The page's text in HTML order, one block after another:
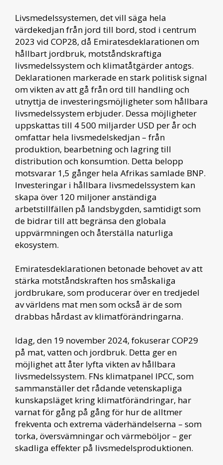
Livsmedelssystemen, det vill säga hela
värdekedjan från jord till bord, stod i centrum
2023 vid COP28, då Emiratesdeklarationen om
hållbart jordbruk, motståndskraftiga
livsmedelssystem och klimatåtgärder antogs.
Deklarationen markerade en stark politisk signal
om vikten av att gå från ord till handling och
utnyttja de investeringsmöjligheter som hållbara
livsmedelssystem erbjuder. Dessa möjligheter
uppskattas till 4 500 miljarder USD per år och
omfattar hela livsmedelskedjan – från
produktion, bearbetning och lagring till
distribution och konsumtion. Detta belopp
motsvarar 1,5 gånger hela Afrikas samlade BNP.
Investeringar i hållbara livsmedelssystem kan
skapa över 120 miljoner anständiga
arbetstillfällen på landsbygden, samtidigt som
de bidrar till att begränsa den globala
uppvärmningen och återställa naturliga
ekosystem.
Emiratesdeklarationen betonade behovet av att
stärka motståndskraften hos småskaliga
jordbrukare, som producerar över en tredjedel
av världens mat men som också är de som
drabbas hårdast av klimatförändringarna.
Idag, den 19 november 2024, fokuserar COP29
på mat, vatten och jordbruk. Detta ger en
möjlighet att åter lyfta vikten av hållbara
livsmedelssystem. FNs klimatpanel IPCC, som
sammanställer det rådande vetenskapliga
kunskapsläget kring klimatförändringar, har
varnat för gång på gång för hur de alltmer
frekventa och extrema väderhändelserna – som
torka, översvämningar och värmeböljor – ger
skadliga effekter på livsmedelsproduktionen.